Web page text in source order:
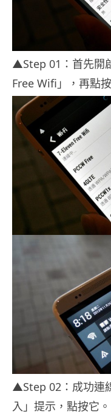
▲Step 01：首先開
Free Wifi」，再點
▲Step 02：成功連
入」提示，點按它。